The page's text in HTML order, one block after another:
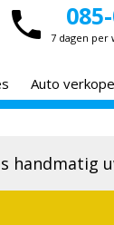
7 dagen per
Auto
handmatig